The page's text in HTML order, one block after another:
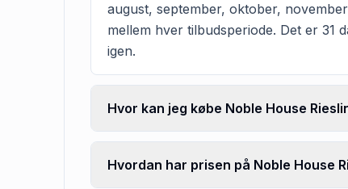
august, september, oktober,
mellem hver tilbudsperiode. Det er 31
igen.
Hvor kan jeg købe Noble House
Hvordan har prisen på Noble House